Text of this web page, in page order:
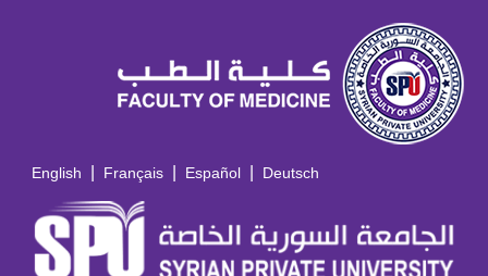
English | Français | Español | Deutsch